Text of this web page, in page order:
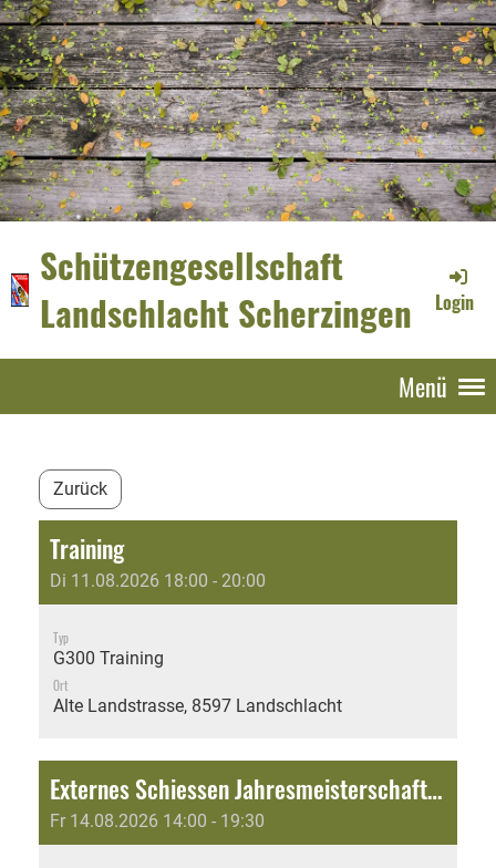
Schützengesellschaft
Landschlacht Scherzingen
Login
Menü
Zurück
Training
Di 11.08.2026 18:00 - 20:00
Typ
G300 Training
Ort
Alte Landstrasse, 8597 Landschlacht
Externes Schiessen Jahresmeisterschaft: Fusionsschiessen 2026 - SV Thurtal
Fr 14.08.2026 14:00 - 19:30